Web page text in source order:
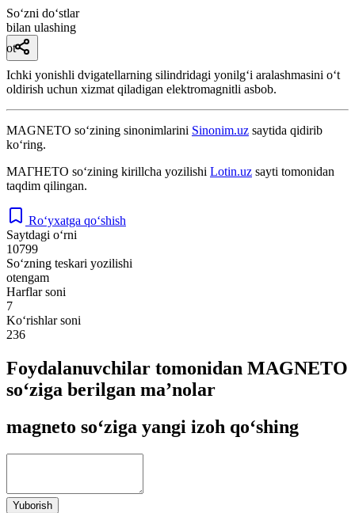
So‘zni do‘stlar
bilan ulashing
ot
Ichki yonishli dvigatellarning silindridagi yonilgʻi aralashmasini oʻt
oldirish uchun xizmat qiladigan elektromagnitli asbob.
MAGNETO so‘zining sinonimlarini Sinonim.uz saytida qidirib
ko‘ring.
МАГНЕТО so‘zining kirillcha yozilishi Lotin.uz sayti tomonidan
taqdim qilingan.
Ro‘yxatga qo‘shish
Saytdagi o‘rni
10799
So‘zning teskari yozilishi
otengam
Harflar soni
7
Ko‘rishlar soni
236
Foydalanuvchilar tomonidan MAGNETO
so‘ziga berilgan ma’nolar
magneto so‘ziga yangi izoh qo‘shing
Yuborish